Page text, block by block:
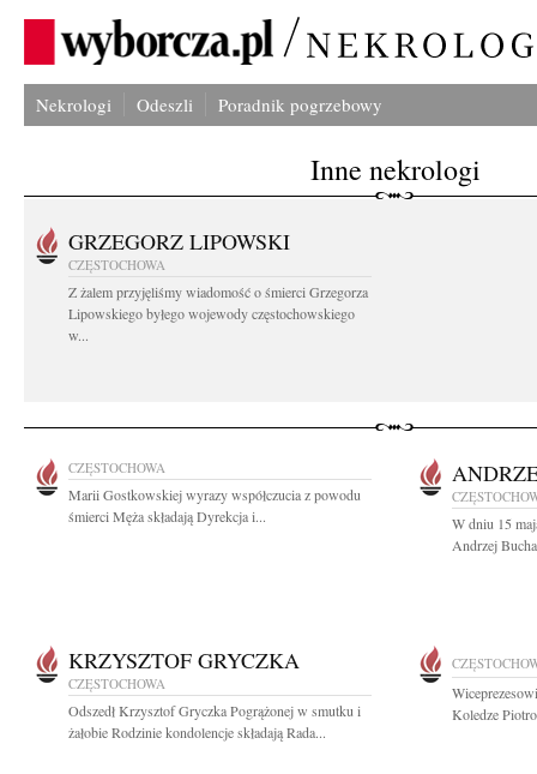
Nekrologi Odeszli Poradnik pogrzebowy
Inne nekrologi
GRZEGORZ LIPOWSKI
CZĘSTOCHOWA
Z żalem przyjęliśmy wiadomość o śmierci Grzegorza
Lipowskiego byłego wojewody częstochowskiego
w...
CZĘSTOCHOWA
Marii Gostkowskiej wyrazy współczucia z powodu
śmierci Męża składają Dyrekcja i...
W dniu 15
Andrzej
KRZYSZTOF GRYCZKA
CZĘSTOCHOWA
Odszedł Krzysztof Gryczka Pogrążonej w smutku i
żałobie Rodzinie kondolencje składają Rada...
Koledze